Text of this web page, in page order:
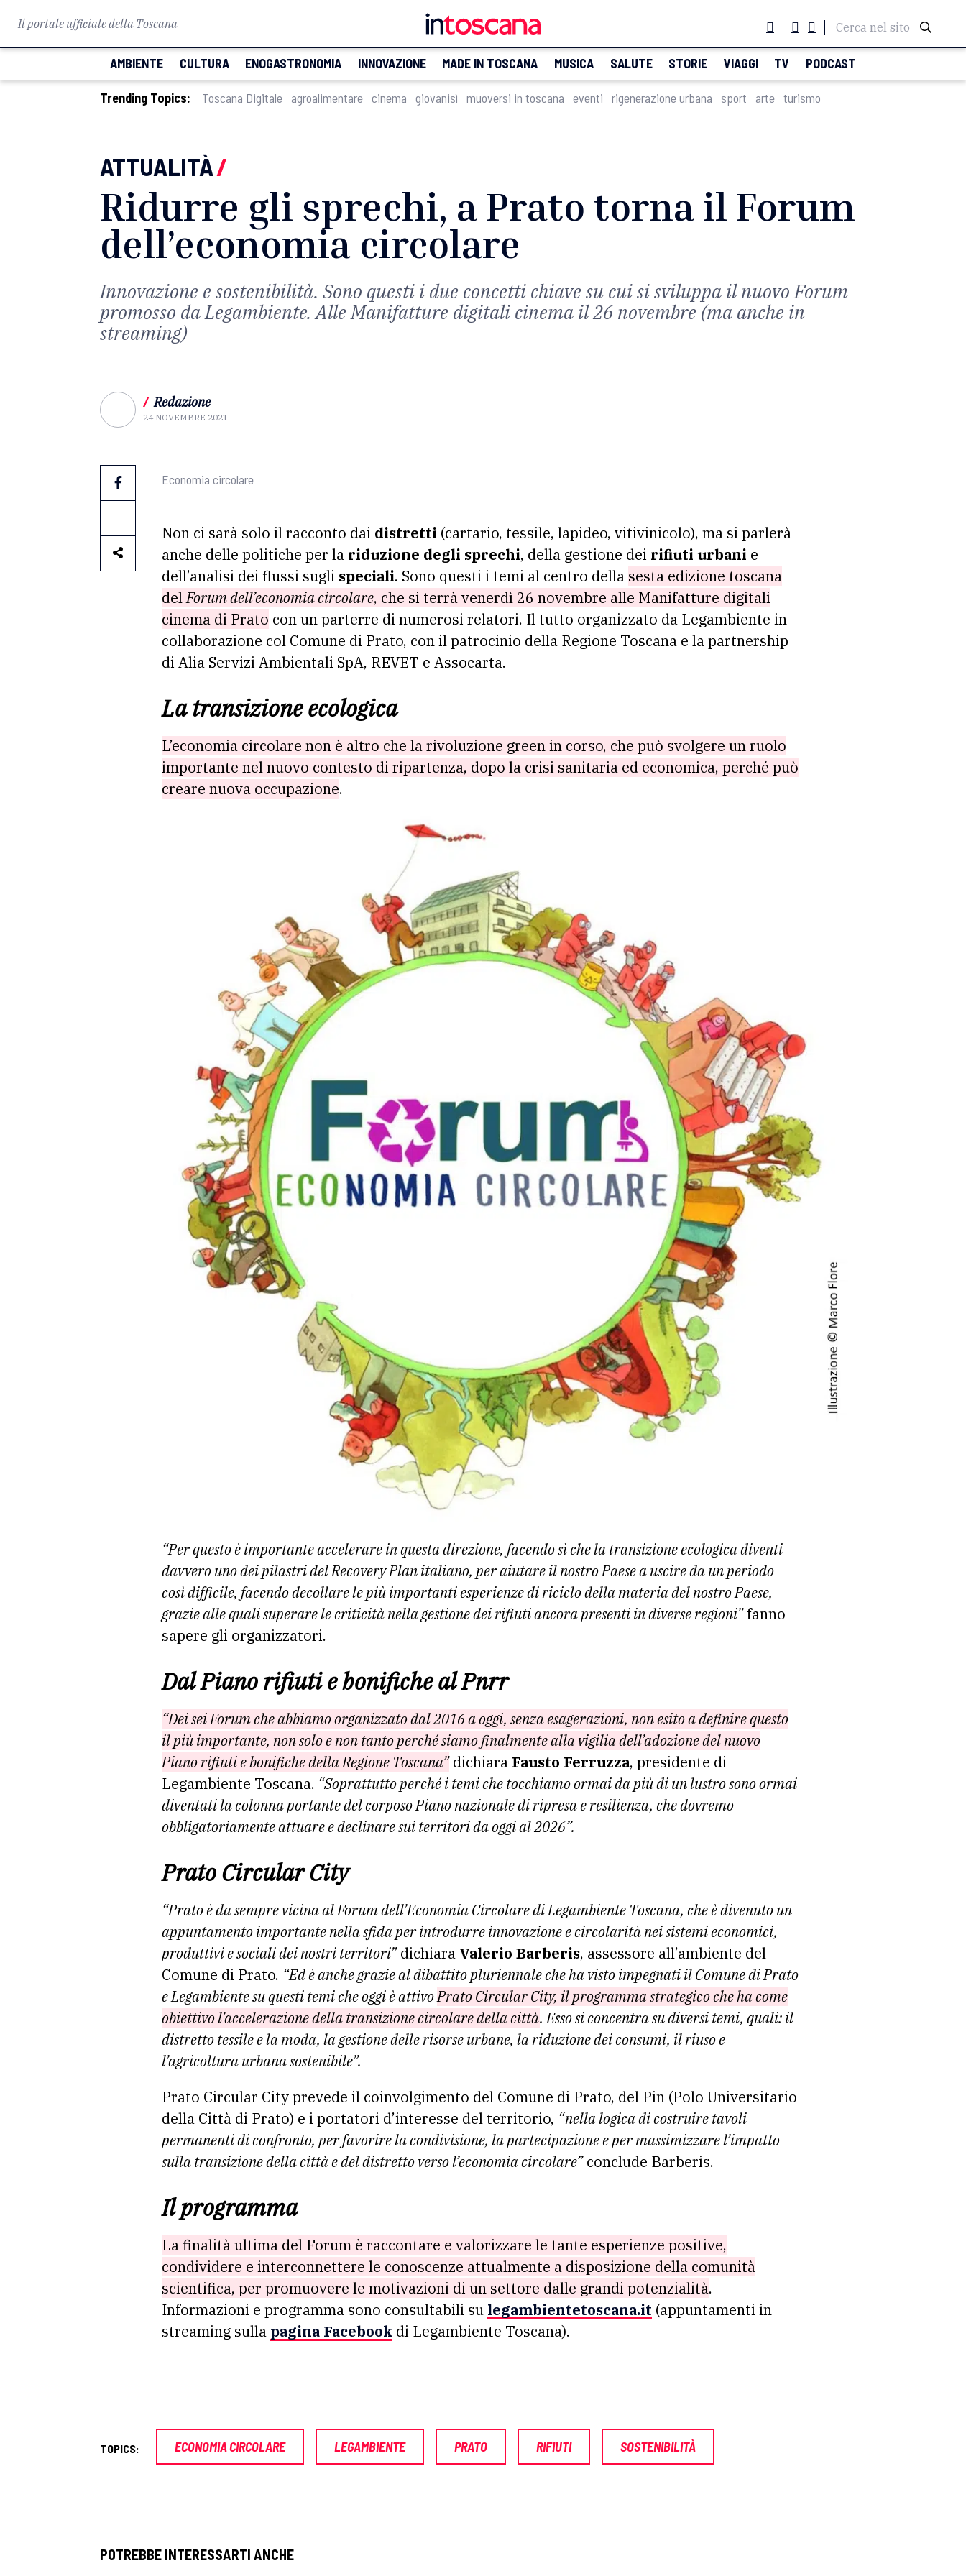
Il portale ufficiale della Toscana Cerca nel sito
AMBIENTE CULTURA ENOGASTRONOMIA INNOVAZIONE MADE IN TOSCANA MUSICA SALUTE STORIE VIAGGI TV PODCAST
Trending Topics: Toscana Digitale agroalimentare cinema giovanisì muoversi in toscana eventi rigenerazione urbana sport arte turismo
ATTUALITÀ/
Ridurre gli sprechi, a Prato torna il Forum
dell’economia circolare
Innovazione e sostenibilità. Sono questi i due concetti chiave su cui si sviluppa il nuovo Forum
promosso da Legambiente. Alle Manifatture digitali cinema il 26 novembre (ma anche in
streaming)
/ Redazione
24 NOVEMBRE 2021
Economia circolare
Non ci sarà solo il racconto dai distretti (cartario, tessile, lapideo, vitivinicolo), ma si parlerà
anche delle politiche per la riduzione degli sprechi, della gestione dei rifiuti urbani e
dell’analisi dei flussi sugli speciali. Sono questi i temi al centro della sesta edizione toscana
delForum dell’economia circolare, che si terrà venerdì 26 novembre alle Manifatture digitali
cinema di Prato con un parterre di numerosi relatori. Il tutto organizzato da Legambiente in
collaborazione col Comune di Prato, con il patrocinio della Regione Toscana e la partnership
di Alia Servizi Ambientali SpA, REVET e Assocarta.
La transizione ecologica
L’economia circolare non è altro che la rivoluzione green in corso, che può svolgere un ruolo
importante nel nuovo contesto di ripartenza, dopo la crisi sanitaria ed economica, perché può
creare nuova occupazione.
“Per questo è importante accelerare in questa direzione, facendo sì che la transizione ecologica diventi
davvero uno dei pilastri del Recovery Plan italiano, per aiutare il nostro Paese a uscire da un periodo
così difficile, facendo decollare le più importanti esperienze di riciclo della materia del nostro Paese,
grazie alle quali superare le criticità nella gestione dei rifiuti ancora presenti in diverse regioni”fanno
sapere gli organizzatori.
Dal Piano rifiuti e bonifiche al Pnrr
“Dei sei Forum che abbiamo organizzato dal 2016 a oggi, senza esagerazioni, non esito a definire questo
il più importante, non solo e non tanto perché siamo finalmente alla vigilia dell’adozione del nuovo
Piano rifiuti e bonifiche della Regione Toscana”dichiara Fausto Ferruzza, presidente di
Legambiente Toscana. “Soprattutto perché i temi che tocchiamo ormai da più di un lustro sono ormai
diventati la colonna portante del corposo Piano nazionale di ripresa e resilienza, che dovremo
obbligatoriamente attuare e declinare sui territori da oggi al 2026”.
Prato Circular City
“Prato è da sempre vicina al Forum dell’Economia Circolare di Legambiente Toscana, che è divenuto un
appuntamento importante nella sfida per introdurre innovazione e circolarità nei sistemi economici,
produttivi e sociali dei nostri territori”dichiara Valerio Barberis, assessore all’ambiente del
Comune di Prato. “Ed è anche grazie al dibattito pluriennale che ha visto impegnati il Comune di Prato
e Legambiente su questi temi che oggi è attivoPrato Circular City, il programma strategico che ha come
obiettivo l’accelerazione della transizione circolare della città. Esso si concentra su diversi temi, quali: il
distretto tessile e la moda, la gestione delle risorse urbane, la riduzione dei consumi, il riuso e
l’agricoltura urbana sostenibile”.
Prato Circular City prevede il coinvolgimento del Comune di Prato, del Pin (Polo Universitario
della Città di Prato) e i portatori d’interesse del territorio, “nella logica di costruire tavoli
permanenti di confronto, per favorire la condivisione, la partecipazione e per massimizzare l’impatto
sulla transizione della città e del distretto verso l’economia circolare”conclude Barberis.
Il programma
La finalità ultima del Forum è raccontare e valorizzare le tante esperienze positive,
condividere e interconnettere le conoscenze attualmente a disposizione della comunità
scientifica, per promuovere le motivazioni di un settore dalle grandi potenzialità.
Informazioni e programma sono consultabili su legambientetoscana.it (appuntamenti in
streaming sulla pagina Facebook di Legambiente Toscana).
TOPICS: ECONOMIA CIRCOLARE LEGAMBIENTE PRATO RIFIUTI SOSTENIBILITÀ
POTREBBE INTERESSARTI ANCHE